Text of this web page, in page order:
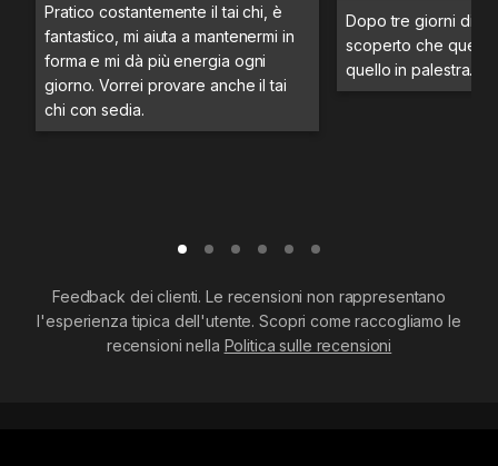
Pratico costantemente il tai chi, è
fantastico, mi aiuta a mantenermi in
forma e mi dà più energia ogni
giorno. Vorrei provare anche il tai
chi con sedia.
Dopo tre giorni di
scoperto che
quello in palestra.
Feedback dei clienti. Le recensioni non rappresentano
l'esperienza tipica dell'utente. Scopri come raccogliamo le
recensioni nella Politica sulle recensioni